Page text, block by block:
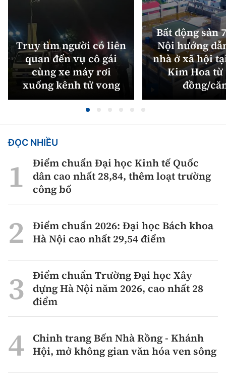
Truy tìm người có liên
quan đến vụ cô gái
cùng xe máy rơi
xuống kênh tử vong
Bất động sản
Nội hướng
nhà ở xã hội
Kim Hoa từ
đồng/
ĐỌC NHIỀU
Điểm chuẩn Đại học Kinh tế Quốc
dân cao nhất 28,84, thêm loạt trường
công bố
Điểm chuẩn 2026: Đại học Bách khoa
Hà Nội cao nhất 29,54 điểm
Điểm chuẩn Trường Đại học Xây
dựng Hà Nội năm 2026, cao nhất 28
điểm
Chỉnh trang Bến Nhà Rồng - Khánh
Hội, mở không gian văn hóa ven sông